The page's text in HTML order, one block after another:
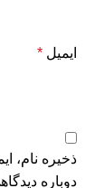
ایمیل *
ذخیره نام،
دوباره